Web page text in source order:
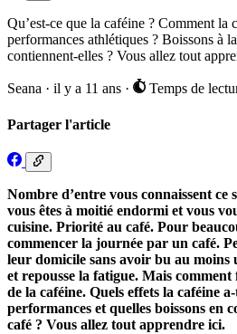
Qu’est-ce que la caféine ? Comment la
performances athlétiques ? Boissons à
contiennent-elles ? Vous allez tout
Seana · il y a 11 ans · Temps de
Partager l'article
Nombre d’entre vous connaissent ce
vous êtes à moitié endormi et vous
cuisine. Priorité au café. Pour
commencer la journée par un café.
leur domicile sans avoir bu au moins
et repousse la fatigue. Mais
de la caféine. Quels effets la caféine
performances et quelles boissons en
café ? Vous allez tout apprendre ici.